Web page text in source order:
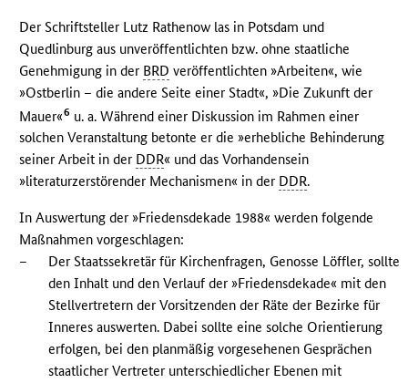
Der Schriftsteller Lutz Rathenow las in Potsdam und
Quedlinburg aus unveröffentlichten bzw. ohne staatliche
Genehmigung in der BRD veröffentlichten »Arbeiten«, wie
»Ostberlin – die andere Seite einer Stadt«, »Die Zukunft der
Mauer«6 u. a. Während einer Diskussion im Rahmen einer
solchen Veranstaltung betonte er die »erhebliche Behinderung
seiner Arbeit in der DDR« und das Vorhandensein
»literaturzerstörender Mechanismen« in der DDR.
In Auswertung der »Friedensdekade 1988« werden folgende
Maßnahmen vorgeschlagen:
–
Der Staatssekretär für Kirchenfragen, Genosse Löffler, sollte
den Inhalt und den Verlauf der »Friedensdekade« mit den
Stellvertretern der Vorsitzenden der Räte der Bezirke für
Inneres auswerten. Dabei sollte eine solche Orientierung
erfolgen, bei den planmäßig vorgesehenen Gesprächen
staatlicher Vertreter unterschiedlicher Ebenen mit